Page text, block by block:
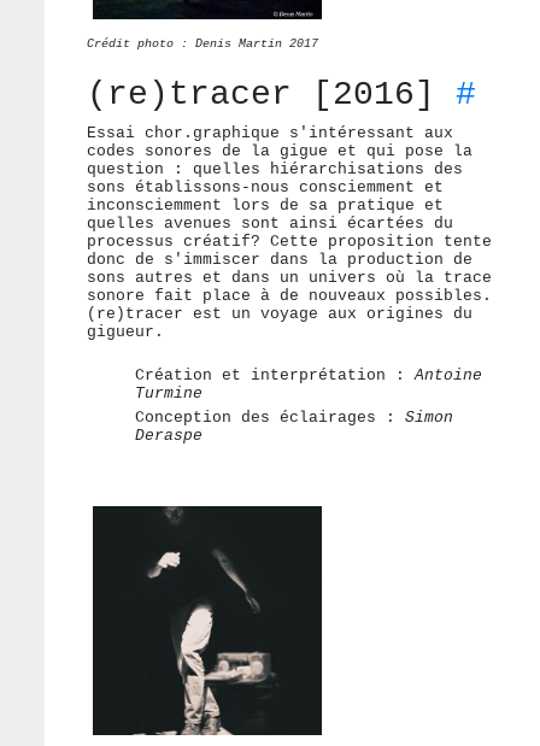
Crédit photo : Denis Martin 2017
(re)tracer [2016]#
Essai chor.graphique s'intéressant aux
codes sonores de la gigue et qui pose la
question : quelles hiérarchisations des
sons établissons-nous consciemment et
inconsciemment lors de sa pratique et
quelles avenues sont ainsi écartées du
processus créatif? Cette proposition tente
donc de s'immiscer dans la production de
sons autres et dans un univers où la trace
sonore fait place à de nouveaux possibles.
(re)tracer est un voyage aux origines du
gigueur.
Création et interprétation :Antoine
Turmine
Conception des éclairages :Simon
Deraspe